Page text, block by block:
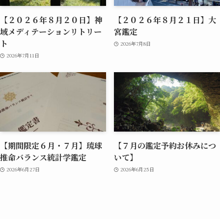
【２０２６年８月２０日】神
域メディテーションリトリー
ト
2026年7月11日
【２０２６年８月２１日】大
宮鑑定
2026年7月8日
【期間限定６月・７月】琉球
推命バランス統計学鑑定
2026年6月27日
【７月の鑑定予約お休みにつ
いて】
2026年6月25日